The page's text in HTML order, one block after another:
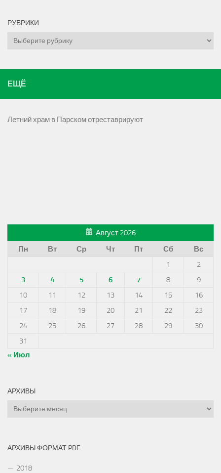
РУБРИКИ
Рубрики
ЕЩЁ
Летний храм в Парском отреставрируют
Август 2026
Пн
Вт Ср Чт Пт Сб
Вс
1
2
3
4 5 6 7 8
9
10
11 12 13 14 15
16
17
18 19 20 21 22
23
24
25 26 27 28 29
30
31
« Июл
АРХИВЫ
Архивы
АРХИВЫ ФОРМАТ PDF
2018